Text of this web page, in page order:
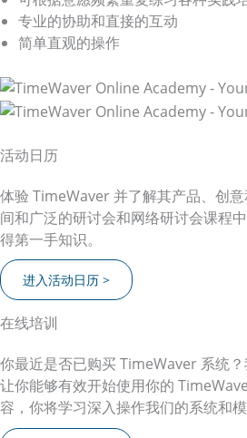
专业的协助和直接的互动
简单直观的操作
活动日历
体验 TimeWaver 并了解其产品、创
间和广泛的研讨会和网络研讨会课程
得第一手知识。
进入活动日历 >
在线培训
你最近是否已购买 TimeWaver 系统？
让你能够有效开始使用你的
容，你将学习深入操作我们的系统和模